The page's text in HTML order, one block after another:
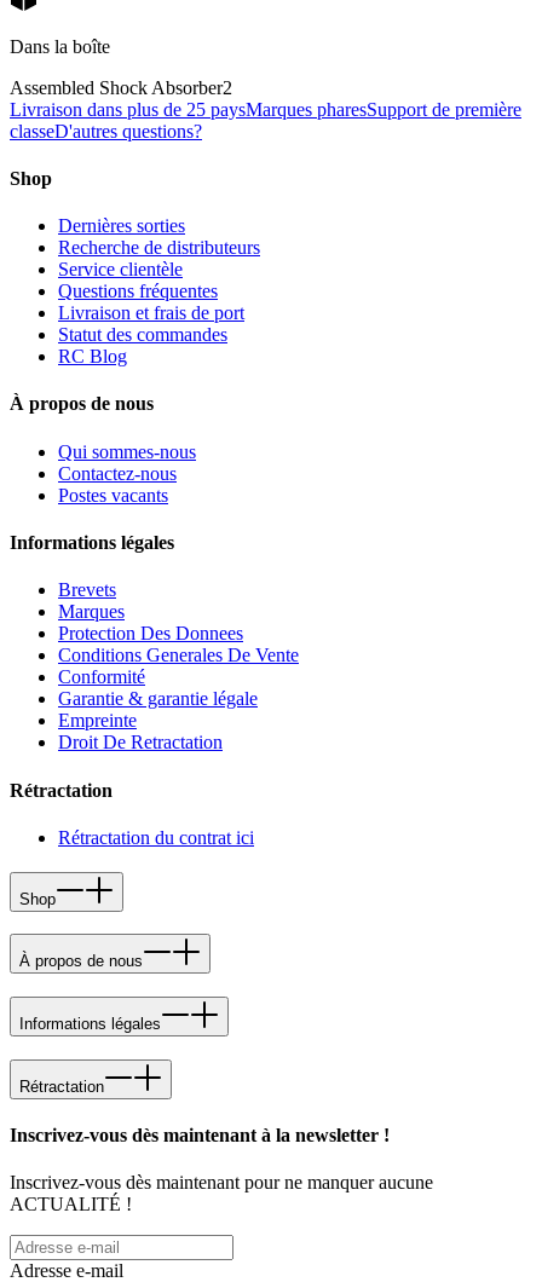
Dans la boîte
Assembled Shock Absorber2
Livraison dans plus de 25 paysMarques pharesSupport de première
classeD'autres questions?
Shop
Dernières sorties
Recherche de distributeurs
Service clientèle
Questions fréquentes
Livraison et frais de port
Statut des commandes
RC Blog
À propos de nous
Qui sommes-nous
Contactez-nous
Postes vacants
Informations légales
Brevets
Marques
Protection Des Donnees
Conditions Generales De Vente
Conformité
Garantie & garantie légale
Empreinte
Droit De Retractation
Rétractation
Rétractation du contrat ici
Shop
À propos de nous
Informations légales
Rétractation
Inscrivez-vous dès maintenant à la newsletter !
Inscrivez-vous dès maintenant pour ne manquer aucune
ACTUALITÉ !
Adresse e-mail